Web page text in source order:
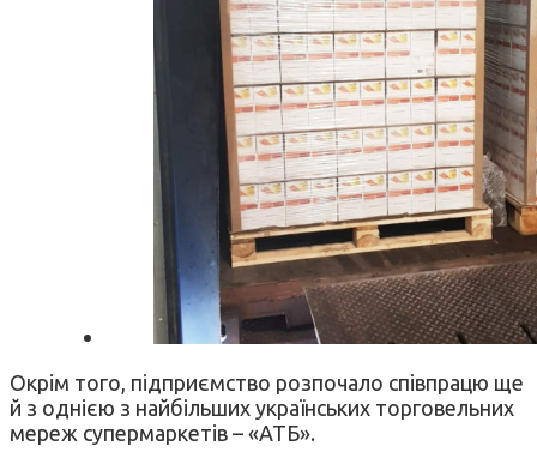
Окрім того, підприємство розпочало співпрацю ще
й з однією з найбільших українських торговельних
мереж супермаркетів – «АТБ».